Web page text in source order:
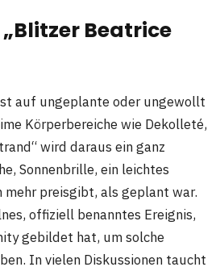
Beatrice
auf ungeplante oder ungewollt
Körperbereiche wie Dekolleté,
wird daraus ein ganz
Sonnenbrille, ein leichtes
preisgibt, als geplant war.
offiziell benanntes Ereignis,
gebildet hat, um solche
In vielen Diskussionen taucht